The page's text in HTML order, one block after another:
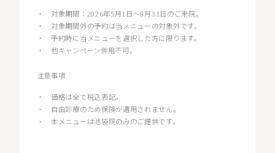
・ 対象期間：2026年5月1日〜8月31日のご来院。
・ 対象期間外の予約は当メニューの対象外です。
・予約時に当メニューを選択した方に限ります。
・他キャンペーン併用不可。
注意事項
・価格は全て税込表記。
・
自由診療のため保険が適用されません。
・本メニューは池袋院のみのご提供です。